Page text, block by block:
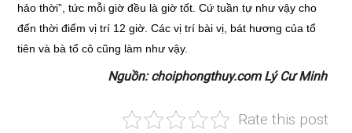
hảo thời”, tức mỗi giờ đều là giờ tốt. Cứ tuần tự như vậy cho
đến thời điểm vị trí 12 giờ. Các vị trí bài vị, bát hương của tổ
tiên và bà tổ cô cũng làm như vậy.
Nguồn: choiphongthuy.com Lý Cư Minh
Rate this post